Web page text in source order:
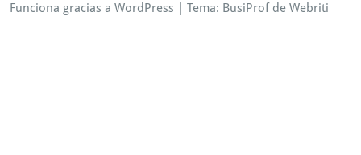
Funciona gracias a WordPress | Tema: BusiProf de Webriti